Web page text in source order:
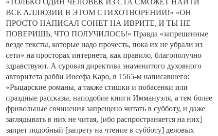
«ТОЛЬКО ОДИН ЧЕЛОВЕК ИЗ СТА СМОЖЕТ НАЙТИ
ВСЕ АЛЛЮЗИИ В ЭТОМ СТИХОТВОРЕНИИ!» «ОН
ПРОСТО НАПИСАЛ СОНЕТ НА ИВРИТЕ, И ТЫ НЕ
ПОВЕРИШЬ, ЧТО ПОЛУЧИЛОСЬ!» Правда «запрещенные
везде тексты, которые надо прочесть, пока их не убрали из
сети» на просторах интернета, как правило, благополучно
здравствуют. А суровая директива знаменитого духовного
авторитета рабби Иосефа Каро, в 1565-м написавшего:
«Рыцарские романы, а также стишки и побасенки или
праздные рассказы, наподобие книги Иммануэля, а тем более
фривольные сочинения запрещено читать в субботу, и даже
заглядывать в них не читая, [ибо распространяется на них]
запрет подобный [запрету на чтение в субботу] деловых